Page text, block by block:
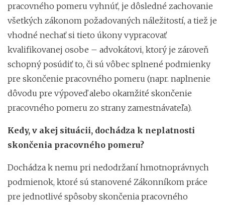
pracovného pomeru vyhnúť, je dôsledné zachovanie
všetkých zákonom požadovaných náležitostí, a tiež je
vhodné nechať si tieto úkony vypracovať
kvalifikovanej osobe – advokátovi, ktorý je zároveň
schopný posúdiť to, či sú vôbec splnené podmienky
pre skončenie pracovného pomeru (napr. naplnenie
dôvodu pre výpoveď alebo okamžité skončenie
pracovného pomeru zo strany zamestnávateľa).
Kedy, v akej situácii, dochádza k neplatnosti
skončenia pracovného pomeru?
Dochádza k nemu pri nedodržaní hmotnoprávnych
podmienok, ktoré sú stanovené Zákonníkom práce
pre jednotlivé spôsoby skončenia pracovného